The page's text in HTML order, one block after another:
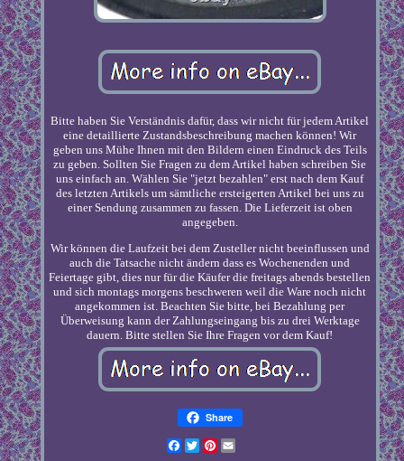
Bitte haben Sie Verständnis dafür, dass wir nicht für jedem Artikel
eine detaillierte Zustandsbeschreibung machen können! Wir
geben uns Mühe Ihnen mit den Bildern einen Eindruck des Teils
zu geben. Sollten Sie Fragen zu dem Artikel haben schreiben Sie
uns einfach an. Wählen Sie "jetzt bezahlen" erst nach dem Kauf
des letzten Artikels um sämtliche ersteigerten Artikel bei uns zu
einer Sendung zusammen zu fassen. Die Lieferzeit ist oben
angegeben.
Wir können die Laufzeit bei dem Zusteller nicht beeinflussen und
auch die Tatsache nicht ändern dass es Wochenenden und
Feiertage gibt, dies nur für die Käufer die freitags abends bestellen
und sich montags morgens beschweren weil die Ware noch nicht
angekommen ist. Beachten Sie bitte, bei Bezahlung per
Überweisung kann der Zahlungseingang bis zu drei Werktage
dauern. Bitte stellen Sie Ihre Fragen vor dem Kauf!
Share
Facebook
TwitterPinterest